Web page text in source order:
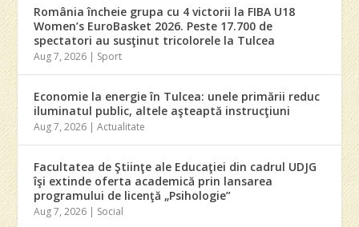
România încheie grupa cu 4 victorii la FIBA U18
Women’s EuroBasket 2026. Peste 17.700 de
spectatori au susţinut tricolorele la Tulcea
Aug 7, 2026 | Sport
Economie la energie în Tulcea: unele primării reduc
iluminatul public, altele aşteaptă instrucţiuni
Aug 7, 2026 |Actualitate
Facultatea de Ştiinţe ale Educaţiei din cadrul UDJG
îşi extinde oferta academică prin lansarea
programului de licenţă „Psihologie”
Aug 7, 2026 | Social